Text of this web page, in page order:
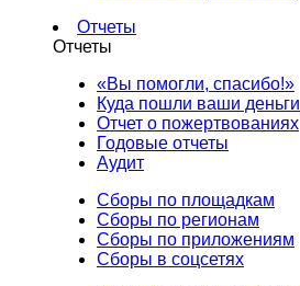
Отчеты
Отчеты
«Вы помогли, спасибо!»
Куда пошли ваши деньги
Отчет о пожертвованиях
Годовые отчеты
Аудит
Сборы по площадкам
Сборы по регионам
Сборы по приложениям
Сборы в соцсетях